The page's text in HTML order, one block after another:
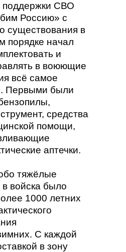
поддержки СВО
Россию» с
существования в
порядке начал
и
в воюющие
всё самое
Первыми были
средства
помощи,
аптечки.
тяжёлые
войска было
1000 летних
С каждой
в зону